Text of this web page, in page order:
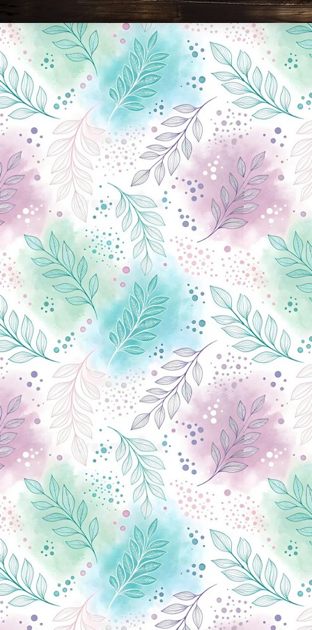
Новини Чернігова, Чернігівські новини, Чернігівський формат, новини Чернігова, події в Чернігові: політика, економіка, аналітика, культура, відеоновини, екологія, спортивний Чернігів, туризм, Чернігів